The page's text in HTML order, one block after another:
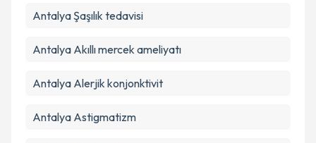
Antalya Şaşılık tedavisi
Antalya Akıllı mercek ameliyatı
Antalya Alerjik konjonktivit
Antalya Astigmatizm